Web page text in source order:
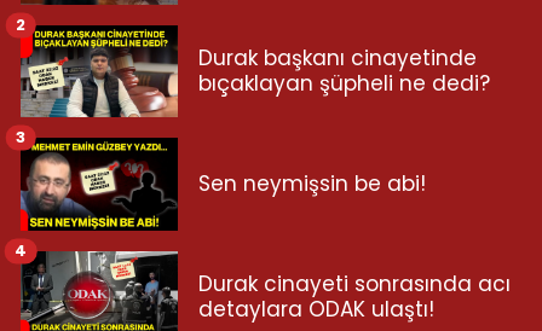
Durak başkanı cinayetinde
bıçaklayan şüpheli ne dedi?
2
Sen neymişsin be abi!
3
Durak cinayeti sonrasında acı
detaylara ODAK ulaştı!
4